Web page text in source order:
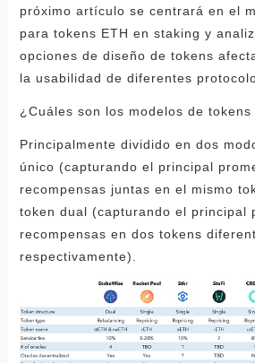
próximo artículo se centrará en el
para tokens ETH en staking y
opciones de diseño de tokens
la usabilidad de diferentes
¿Cuáles son los modelos de
Principalmente dividido en dos
único (capturando el principal
recompensas juntas en el mismo
token dual (capturando el principal
recompensas en dos tokens
respectivamente).